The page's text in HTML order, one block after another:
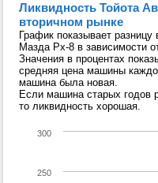
Ликвидность Тойота
вторичном рынке
График показывает
Мазда Рх-8 в зависимости
Значения в процентах
средняя цена машины
машина была новая.
Если машина старых годов
то ликвидность хорошая.
250
300